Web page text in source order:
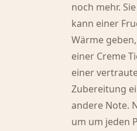
noch mehr. Sie
kann einer
Wärme geben,
einer Creme
einer
Zubereitung
andere Note.
um um jeden